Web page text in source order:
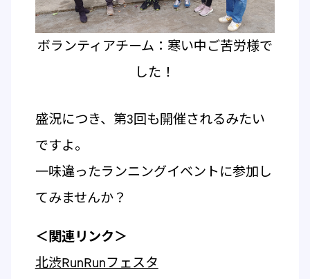
ボランティアチーム：寒い中ご苦労様で
した！
盛況につき、第3回も開催されるみたい
ですよ。
一味違ったランニングイベントに参加し
てみませんか？
＜関連リンク＞
北渋RunRunフェスタ